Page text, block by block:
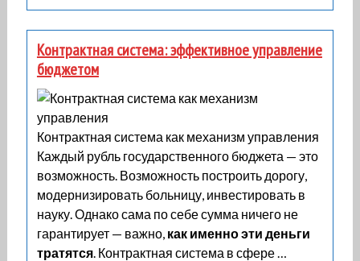
Контрактная система: эффективное управление
бюджетом
Контрактная система как механизм управления
Каждый рубль государственного бюджета — это
возможность. Возможность построить дорогу,
модернизировать больницу, инвестировать в
науку. Однако сама по себе сумма ничего не
гарантирует — важно, как именно эти деньги
тратятся. Контрактная система в сфере …